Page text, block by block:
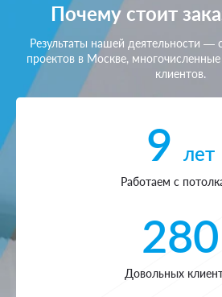
Почему стоит
Результаты нашей деятельности —
проектов в Москве,
клиентов.
9 лет
Работаем с
280
Довольных